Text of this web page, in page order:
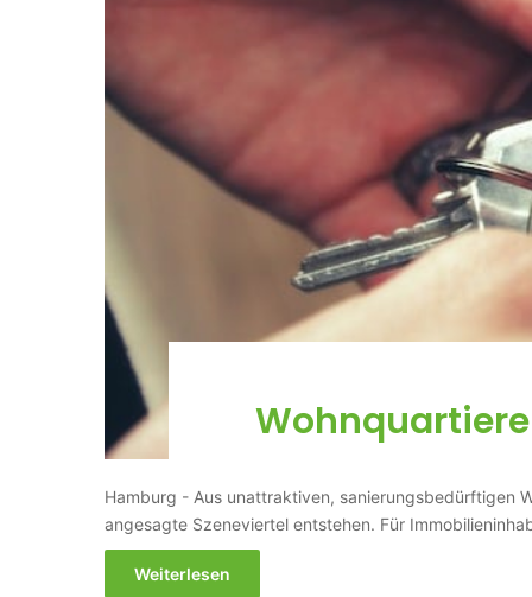
Hamburg - Aus unattraktiven, sanierungsbedürftigen
angesagte Szeneviertel entstehen. Für
Weiterlesen